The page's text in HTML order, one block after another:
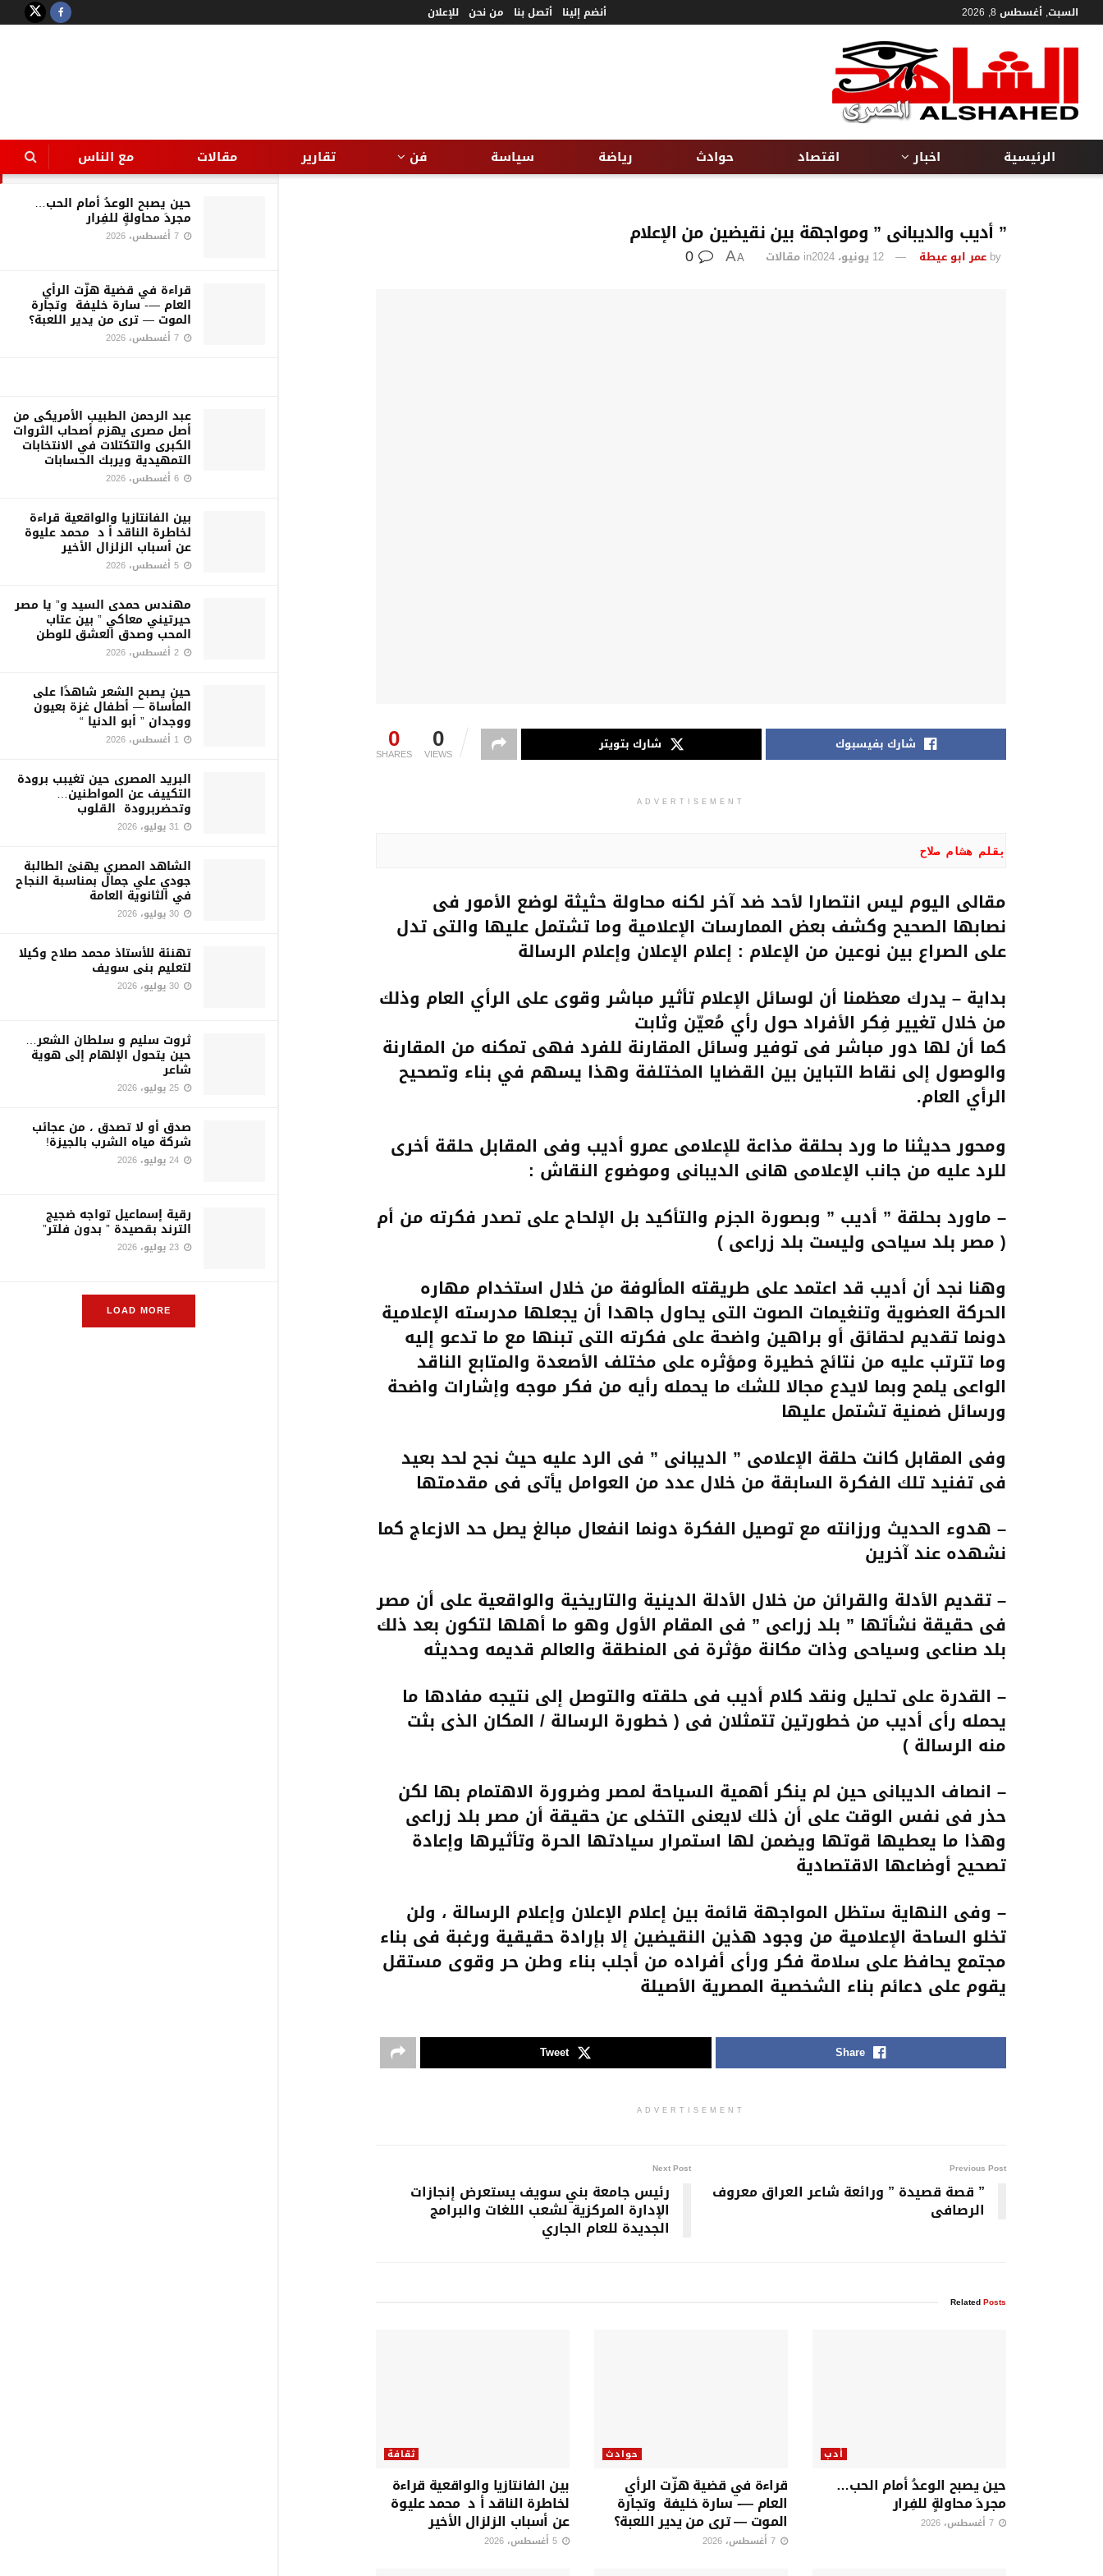
LATEST
نقيضين من الإعلام
حين يصبح الوعدُ أمام الحب…
مجردَ محاولةٍ للفِرار
قراءة في قضية هزّت الرأي
العام —- سارة خليفة وتجارة
الموت — ترى من يدير اللعبة؟
عبد الرحمن الطبيب الأمريكى من
أصل مصرى يهزم أصحاب الثروات
الكبرى والتكتلات في الانتخابات
التمهيدية ويربك الحسابات
بين الفانتازيا والواقعية قراءة
لخاطرة الناقد أ د محمد عليوة
عن أسباب الزلزال الأخير
مهندس حمدى السيد و” يا مصر
حيرتيني معاكي ” بين عتاب
المحب وصدق العشق للوطن
حين يصبح الشعر شاهدًا على
المأساة — أطفال غزة بعيون
ووجدان ” أبو الدنيا “
البريد المصرى حين تغيبب برودة
التكييف عن المواطنين…
وتحضربرودة القلوب
الشاهد المصري يهنئ الطالبة
جودي علي جمال بمناسبة النجاح
في الثانوية العامة
تهنئة للأستاذ محمد صلاح وكيلا
لتعليم بنى سويف
ثروت سليم و سلطان الشعر…
حين يتحول الإلهام إلى هوية
شاعر
صدق أو لا تصدق ، من عجائب
شركة مياه الشرب بالجيزة!
رقية إسماعيل تواجه ضجيج
الترند بقصيدة ” بدون فلتر”
LOAD MORE
السبت, أغسطس 8, 2026 أنضم إلينا أتصل بنا من نحن للإعلان
الرئيسية اخبار اقتصاد حوادث رياضة سياسة فن تقارير مقالات مع الناس
” أديب والديبانى ” ومواجهة بين نقيضين من الإعلام
by عمر ابو عيطة 12 يونيو، 2024 in مقالات A
A
0
SHARES 0
VIEWS
شارك بفيسبوك شارك بتويتر
ADVERTISEMENT
بقلم هشام صلاح
مقالى اليوم ليس انتصارا لأحد ضد آخر لكنه محاولة حثيثة لوضع الأمور فى
نصابها الصحيح وكشف بعض الممارسات الإعلامية وما تشتمل عليها والتى تدل
على الصراع بين نوعين من الإعلام : إعلام الإعلان وإعلام الرسالة
بداية – يدرك معظمنا أن لوسائل الإعلام تأثير مباشر وقوى على الرأي العام وذلك
من خلال تغيير فِكر الأفراد حول رأي مُعيّن وثابت
كما أن لها دور مباشر فى توفير وسائل المقارنة للفرد فهى تمكنه من المقارنة
والوصول إلى نقاط التباين بين القضايا المختلفة وهذا يسهم في بناء وتصحيح
الرأي العام.
ومحور حديثنا ما ورد بحلقة مذاعة للإعلامى عمرو أديب وفى المقابل حلقة أخرى
للرد عليه من جانب الإعلامى هانى الديبانى وموضوع النقاش :
– ماورد بحلقة ” أديب ” وبصورة الجزم والتأكيد بل الإلحاح على تصدر فكرته من أم
( مصر بلد سياحى وليست بلد زراعى )
وهنا نجد أن أديب قد اعتمد على طريقته المألوفة من خلال استخدام مهاره
الحركة العضوية وتنغيمات الصوت التى يحاول جاهدا أن يجعلها مدرسته الإعلامية
دونما تقديم لحقائق أو براهين واضحة على فكرته التى تبنها مع ما تدعو إليه
وما تترتب عليه من نتائج خطيرة ومؤثره على مختلف الأصعدة والمتابع الناقد
الواعى يلمح وبما لايدع مجالا للشك ما يحمله رأيه من فكر موجه وإشارات واضحة
ورسائل ضمنية تشتمل عليها
وفى المقابل كانت حلقة الإعلامى ” الديبانى ” فى الرد عليه حيث نجح لحد بعيد
فى تفنيد تلك الفكرة السابقة من خلال عدد من العوامل يأتى فى مقدمتها
– هدوء الحديث ورزانته مع توصيل الفكرة دونما انفعال مبالغ يصل حد الازعاج كما
نشهده عند آخرين
– تقديم الأدلة والقرائن من خلال الأدلة الدينية والتاريخية والواقعية على أن مصر
فى حقيقة نشأتها ” بلد زراعى ” فى المقام الأول وهو ما أهلها لتكون بعد ذلك
بلد صناعى وسياحى وذات مكانة مؤثرة فى المنطقة والعالم قديمه وحديثه
– القدرة على تحليل ونقد كلام أديب فى حلقته والتوصل إلى نتيجه مفادها ما
يحمله رأى أديب من خطورتين تتمثلان فى ( خطورة الرسالة / المكان الذى بثت
منه الرسالة )
– انصاف الديبانى حين لم ينكر أهمية السياحة لمصر وضرورة الاهتمام بها لكن
حذر فى نفس الوقت على أن ذلك لايعنى التخلى عن حقيقة أن مصر بلد زراعى
وهذا ما يعطيها قوتها ويضمن لها استمرار سيادتها الحرة وتأثيرها وإعادة
تصحيح أوضاعها الاقتصادية
– وفى النهاية ستظل المواجهة قائمة بين إعلام الإعلان وإعلام الرسالة ، ولن
تخلو الساحة الإعلامية من وجود هذين النقيضين إلا بإرادة حقيقية ورغبة فى بناء
مجتمع يحافظ على سلامة فكر ورأى أفراده من أجلب بناء وطن حر وقوى مستقل
يقوم على دعائم بناء الشخصية المصرية الأصيلة
Share
Tweet
ADVERTISEMENT
Previous Post
” قصة قصيدة ” ورائعة شاعر العراق معروف
الرصافى
Next Post
رئيس جامعة بني سويف يستعرض إنجازات
الإدارة المركزية لشعب اللغات والبرامج
الجديدة للعام الجاري
RelatedPosts
أدب
حين يصبح الوعدُ أمام الحب…
مجردَ محاولةٍ للفِرار
حوادث
قراءة في قضية هزّت الرأي
العام —- سارة خليفة وتجارة
الموت — ترى من يدير اللعبة؟
ثقافة
بين الفانتازيا والواقعية قراءة
لخاطرة الناقد أ د محمد عليوة
عن أسباب الزلزال الأخير